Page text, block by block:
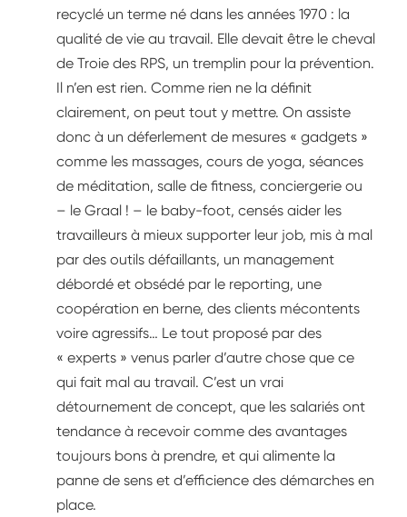
recyclé un terme né dans les années 1970 : la
qualité de vie au travail. Elle devait être le cheval
de Troie des RPS, un tremplin pour la prévention.
Il n’en est rien. Comme rien ne la définit
clairement, on peut tout y mettre. On assiste
donc à un déferlement de mesures « gadgets »
comme les massages, cours de yoga, séances
de méditation, salle de fitness, conciergerie ou
– le Graal ! – le baby-foot, censés aider les
travailleurs à mieux supporter leur job, mis à mal
par des outils défaillants, un management
débordé et obsédé par le reporting, une
coopération en berne, des clients mécontents
voire agressifs… Le tout proposé par des
« experts » venus parler d’autre chose que ce
qui fait mal au travail. C’est un vrai
détournement de concept, que les salariés ont
tendance à recevoir comme des avantages
toujours bons à prendre, et qui alimente la
panne de sens et d’efficience des démarches en
place.